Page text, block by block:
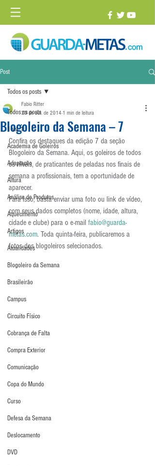
Post
Todos os posts
1 vs. 1
Academia de Goleiros
Adaptação
Altura
Análise de Produtos
Aquecimento
Artigos
Atualidades
Blogoleiro da Semana
Brasileirão
Campus
Circuito Físico
Cobrança de Falta
Compra Exterior
Comunicação
Copa do Mundo
Curso
Defesa da Semana
Deslocamento
DVD
Todos os posts
Blogoleiro da Semana – 7
Fabio Ritter
23 de out. de 2014 1 min de leitura
Confira os destaques da edição 7 da seção
Blogoleiro da Semana. Aqui, os goleiros de todos
os níveis, de praticantes de peladas nos finais de
semana a profissionais, tem a oportunidade de
aparecer.
Para isso, basta enviar uma foto ou link de vídeo,
com seus dados completos (nome, idade, altura,
cidade e clube) para o e-mail fabio@guarda-
metas.com. Toda quinta-feira, publicaremos a
fotos dos blogoleiros selecionados.